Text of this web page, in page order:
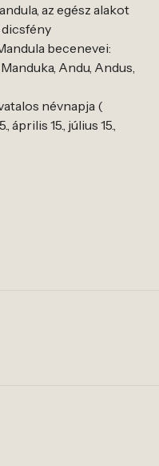
az egész alakot
becenevei:
Andu, Andus,
névnapja (
április 15., július 15.,